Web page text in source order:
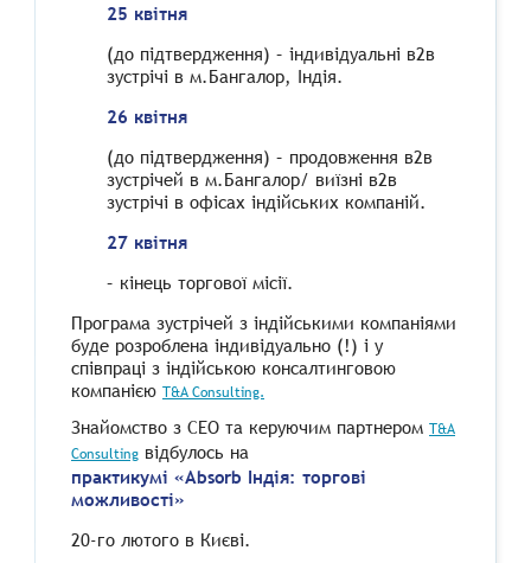
25 квітня
(до підтвердження) – індивідуальні в2в
зустрічі в м.Бангалор, Індія.
26 квітня
(до підтвердження) – продовження в2в
зустрічей в м.Бангалор/ виїзні в2в
зустрічі в офісах індійських компаній.
27 квітня
– кінець торгової місії.
Програма зустрічей з індійськими компаніями
буде розроблена індивідуально (!) і у
співпраці з індійською консалтинговою
компанією T&A Consulting.
Знайомство з CEO та керуючим партнером T&A
Consulting відбулось на
практикумі «Absorb Індія: торгові
можливості»
20-го лютого в Києві.